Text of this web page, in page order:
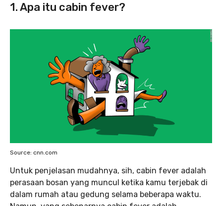
1. Apa itu cabin fever?
Source: cnn.com
Untuk penjelasan mudahnya, sih, cabin fever adalah
perasaan bosan yang muncul ketika kamu terjebak di
dalam rumah atau gedung selama beberapa waktu.